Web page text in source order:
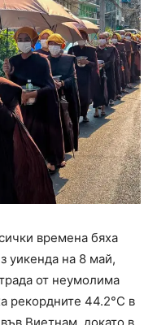
времена бяха
уикенда на 8 май,
от неумолима
рекордните 44.2°C в